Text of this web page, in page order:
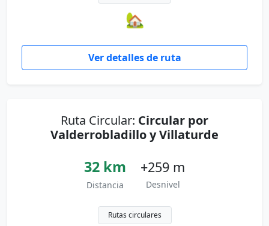
🏡
Ver detalles de ruta
Ruta Circular: Circular por
Valderrobladillo y Villaturde
32 km
Distancia
+259 m
Desnivel
Rutas circulares